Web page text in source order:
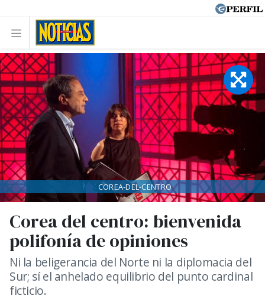
Corea del centro: bienvenida
polifonía de opiniones
Ni la beligerancia del Norte ni la diplomacia del
Sur; sí el anhelado equilibrio del punto cardinal
ficticio.
COREA-DEL-CENTRO